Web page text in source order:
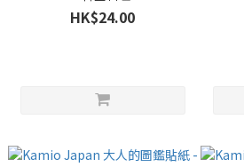
HK$24.00